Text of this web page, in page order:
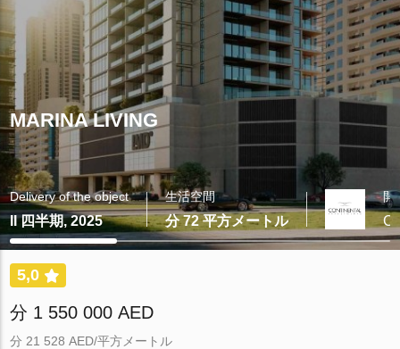
MARINA LIVING
Delivery of the object
II 四半期, 2025
生活空間
分 72 平方メートル
開
5,0
分 1 550 000 AED
分 21 528 AED/平方メートル